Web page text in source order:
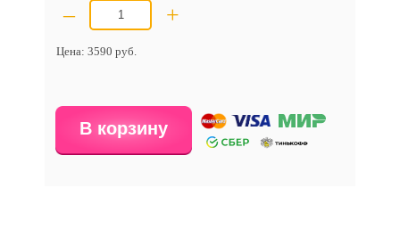
– +
Цена: 3590 руб.
В корзину